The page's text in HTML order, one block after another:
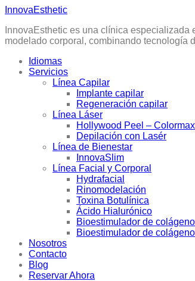
Skip
content
InnovaEsthetic
InnovaEsthetic es una clínica
modelado corporal, combinando tecnología
Idiomas
Servicios
Línea Capilar
Implante capilar
Regeneración capilar
Línea Láser
Hollywood Peel – Colormax
Depilación con Lasér
Línea de Bienestar
InnovaSlim
Línea Facial y Corporal
Hydrafacial
Rinomodelación
Toxina Botulínica
Ácido Hialurónico
Bioestimulador de
Bioestimulador de
Nosotros
Contacto
Blog
Reservar Ahora